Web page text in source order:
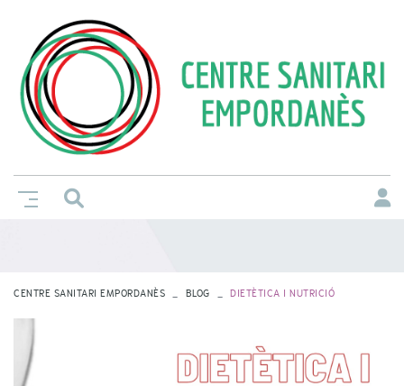
CENTRE SANITARI EMPORDANÈS BLOG DIETÈTICA I NUTRICIÓ